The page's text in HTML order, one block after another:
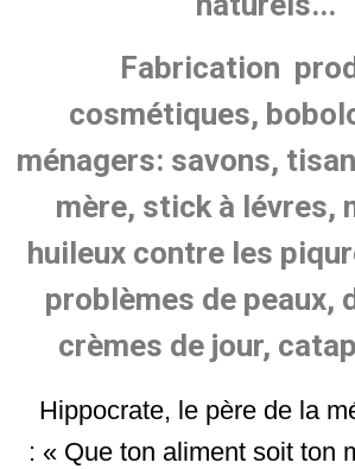
Fabrication
cosmétiques,
ménagers: savons,
mère, stick à lévres,
huileux contre les
problèmes de peaux,
crèmes de jour,
Hippocrate, le père de la
: « Que ton aliment soit ton